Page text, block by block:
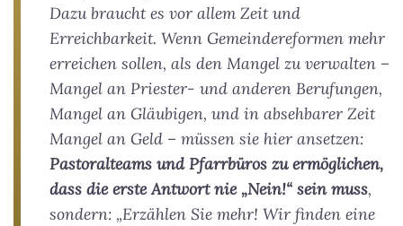
Dazu braucht es vor allem Zeit und
Erreichbarkeit. Wenn Gemeindereformen mehr
erreichen sollen, als den Mangel zu verwalten –
Mangel an Priester- und anderen Berufungen,
Mangel an Gläubigen, und in absehbarer Zeit
Mangel an Geld – müssen sie hier ansetzen:
Pastoralteams und Pfarrbüros zu ermöglichen,
dass die erste Antwort nie „Nein!“ sein muss,
sondern: „Erzählen Sie mehr! Wir finden eine